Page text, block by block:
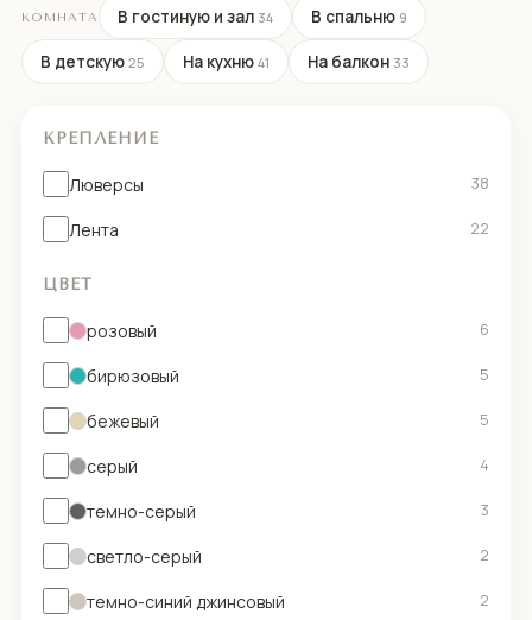
КОМНАТА В гостиную и зал 34 В спальню 9
В детскую 25 На кухню 41 На балкон 33
КРЕПЛЕНИЕ
Люверсы 38
Лента 22
ЦВЕТ
розовый 6
бирюзовый 5
бежевый 5
серый 4
темно-серый 3
светло-серый 2
темно-синий джинсовый 2